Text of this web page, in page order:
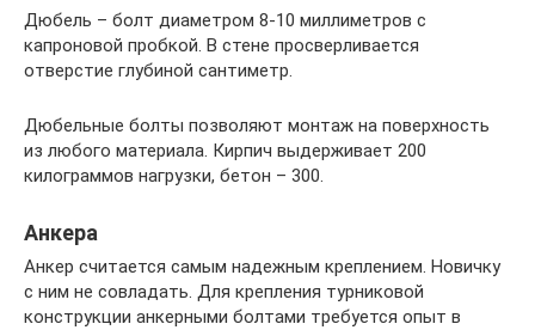
Дюбель – болт диаметром 8-10 миллиметров с
капроновой пробкой. В стене просверливается
отверстие глубиной сантиметр.
Дюбельные болты позволяют монтаж на поверхность
из любого материала. Кирпич выдерживает 200
килограммов нагрузки, бетон – 300.
Анкера
Анкер считается самым надежным креплением. Новичку
с ним не совладать. Для крепления турниковой
конструкции анкерными болтами требуется опыт в